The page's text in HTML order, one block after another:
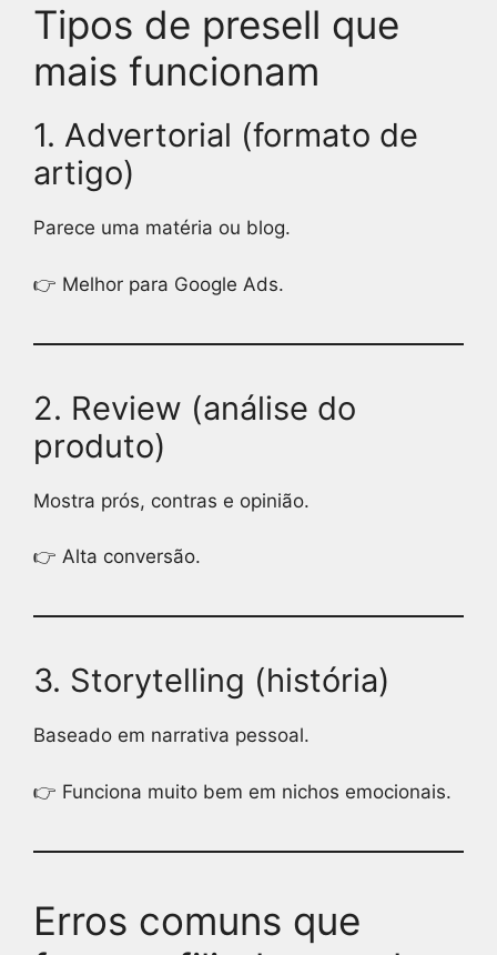
Tipos de presell que
mais funcionam
1. Advertorial (formato de
artigo)
Parece uma matéria ou blog.
👉 Melhor para Google Ads.
2. Review (análise do
produto)
Mostra prós, contras e opinião.
👉 Alta conversão.
3. Storytelling (história)
Baseado em narrativa pessoal.
👉 Funciona muito bem em nichos emocionais.
Erros comuns que